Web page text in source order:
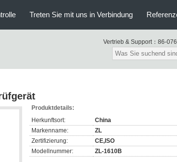
Treten Sie mit uns in Verbindung
Vertrieb & Support： 86-
Produktdetails:
Herkunftsort:
China
Markenname:
ZL
Zertifizierung:
CE,ISO
Modellnummer:
ZL-1610B